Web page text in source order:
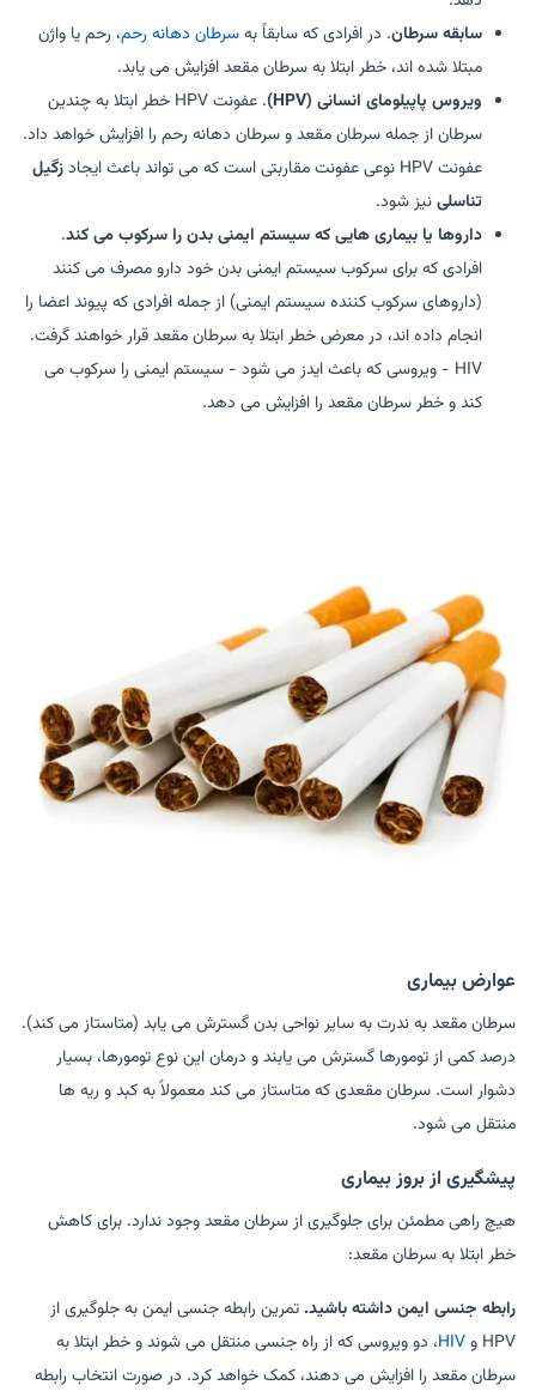
سابقه سرطان. در افرادی که سابقاً بهسرطان دهانه رحم، رحم یا واژن
مبتلا شده اند، خطر ابتلا به سرطان مقعد افزایش می یابد.
ویروس پاپیلومای انسانی (HPV)
. عفونت HPV خطر ابتلا به چندین
سرطان از جمله سرطان مقعد و سرطان دهانه رحم را افزایش خواهد داد.
عفونت HPV نوعی عفونت مقاربتی است که می تواند باعث ایجاد
زگیل
تناسلینیز شود.
داروها یا بیماری هایی که سیستم ایمنی بدن را سرکوب می کند.
افرادی که برای سرکوب سیستم ایمنی بدن خود دارو مصرف می کنند
(داروهای سرکوب کننده سیستم ایمنی) از جمله افرادی که پیوند اعضا را
انجام داده اند، در معرض خطر ابتلا به سرطان مقعد قرار خواهند گرفت.
HIV - ویروسی که باعث ایدز می شود - سیستم ایمنی را سرکوب می
کند و خطر سرطان مقعد را افزایش می دهد.
عوارض بیماری
سرطان مقعد به ندرت به سایر نواحی بدن گسترش می یابد (متاستاز می کند).
درصد کمی از تومورها گسترش می یابند و درمان این نوع تومورها، بسیار
دشوار است. سرطان مقعدی که متاستاز می کند معمولاً به کبد و ریه ها
منتقل می شود.
پیشگیری از بروز بیماری
هیچ راهی مطمئن برای جلوگیری از سرطان مقعد وجود ندارد. برای کاهش
خطر ابتلا به سرطان مقعد:
رابطه جنسی ایمن داشته باشید. تمرین رابطه جنسی ایمن به جلوگیری از
HPV و
HIV، دو ویروسی که از راه جنسی منتقل می شوند و خطر ابتلا به
سرطان مقعد را افزایش می دهند، کمک خواهد کرد. در صورت انتخاب رابطه